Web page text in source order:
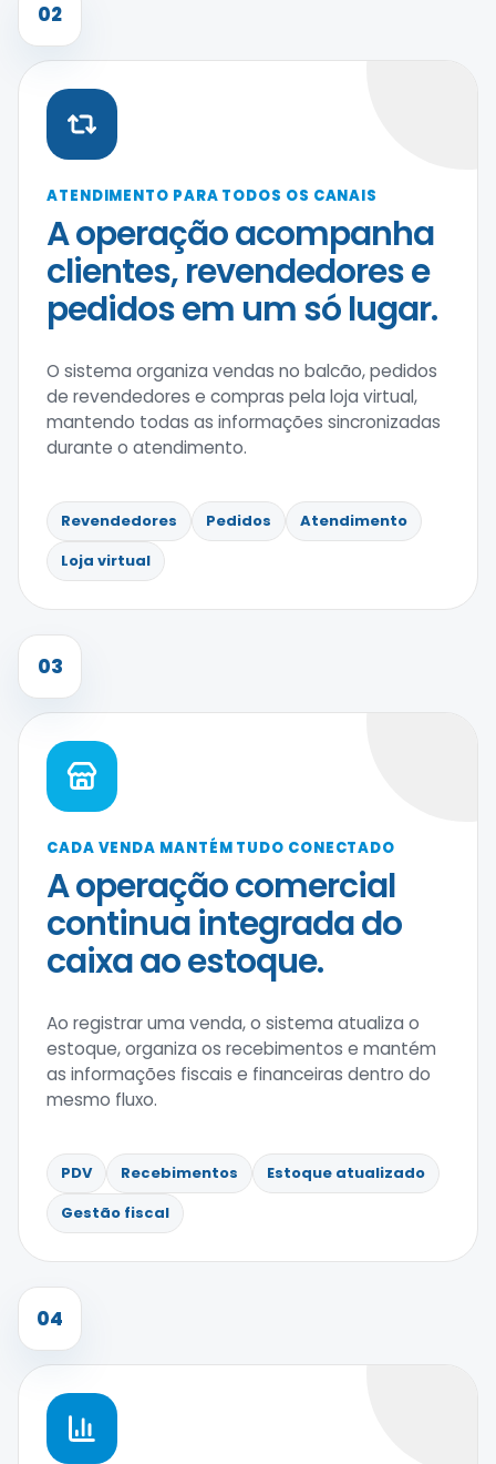
02
ATENDIMENTO PARA TODOS OS CANAIS
A operação acompanha
clientes, revendedores e
pedidos em um só lugar.
O sistema organiza vendas no balcão, pedidos
de revendedores e compras pela loja virtual,
mantendo todas as informações sincronizadas
durante o atendimento.
Revendedores Pedidos
Atendimento
Loja virtual
03
CADA VENDA MANTÉM TUDO CONECTADO
A operação comercial
continua integrada do
caixa ao estoque.
Ao registrar uma venda, o sistema atualiza o
estoque, organiza os recebimentos e mantém
as informações fiscais e financeiras dentro do
mesmo fluxo.
PDV Recebimentos
Estoque atualizado
Gestão fiscal
04